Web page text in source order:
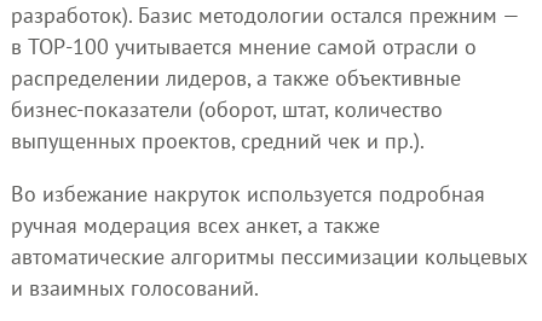
разработок). Базис методологии остался прежним —
в TOP-100 учитывается мнение самой отрасли о
распределении лидеров, а также объективные
бизнес-показатели (оборот, штат, количество
выпущенных проектов, средний чек и пр.).
Во избежание накруток используется подробная
ручная модерация всех анкет, а также
автоматические алгоритмы пессимизации кольцевых
и взаимных голосований.